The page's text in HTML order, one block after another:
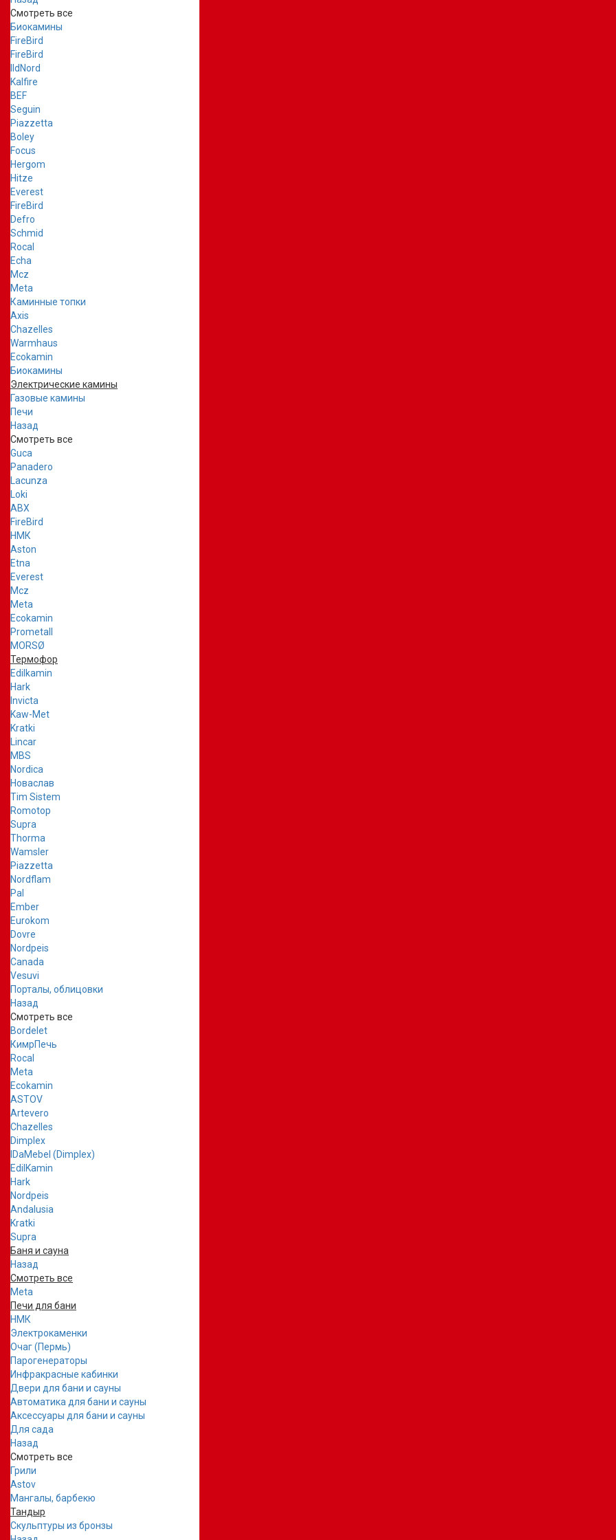
Смотреть все
Биокамины
FireBird
FireBird
IldNord
Kalfire
BEF
Seguin
Piazzetta
Boley
Focus
Hergom
Hitze
Everest
FireBird
Defro
Schmid
Rocal
Echa
Mcz
Meta
Каминные топки
Axis
Chazelles
Warmhaus
Ecokamin
Биокамины
Электрические камины
Газовые камины
Печи
Назад
Смотреть все
Guca
Panadero
Lacunza
Loki
ABX
FireBird
НМК
Aston
Etna
Everest
Mcz
Meta
Ecokamin
Prometall
MORSØ
Термофор
Edilkamin
Hark
Invicta
Kaw-Met
Kratki
Lincar
MBS
Nordica
Новаслав
Tim Sistem
Romotop
Supra
Thorma
Wamsler
Piazzetta
Nordflam
Pal
Ember
Eurokom
Dovre
Nordpeis
Canada
Vesuvi
Порталы, облицовки
Назад
Смотреть все
Bordelet
КимрПечь
Rocal
Meta
Ecokamin
ASTOV
Artevero
Chazelles
Dimplex
IDaMebel (Dimplex)
EdilKamin
Hark
Nordpeis
Andalusia
Kratki
Supra
Баня и сауна
Назад
Смотреть все
Meta
Печи для бани
НМК
Электрокаменки
Очаг (Пермь)
Парогенераторы
Инфракрасные кабинки
Двери для бани и сауны
Автоматика для бани и сауны
Аксессуары для бани и сауны
Для сада
Назад
Смотреть все
Грили
Astov
Мангалы, барбекю
Тандыр
Скульптуры из бронзы